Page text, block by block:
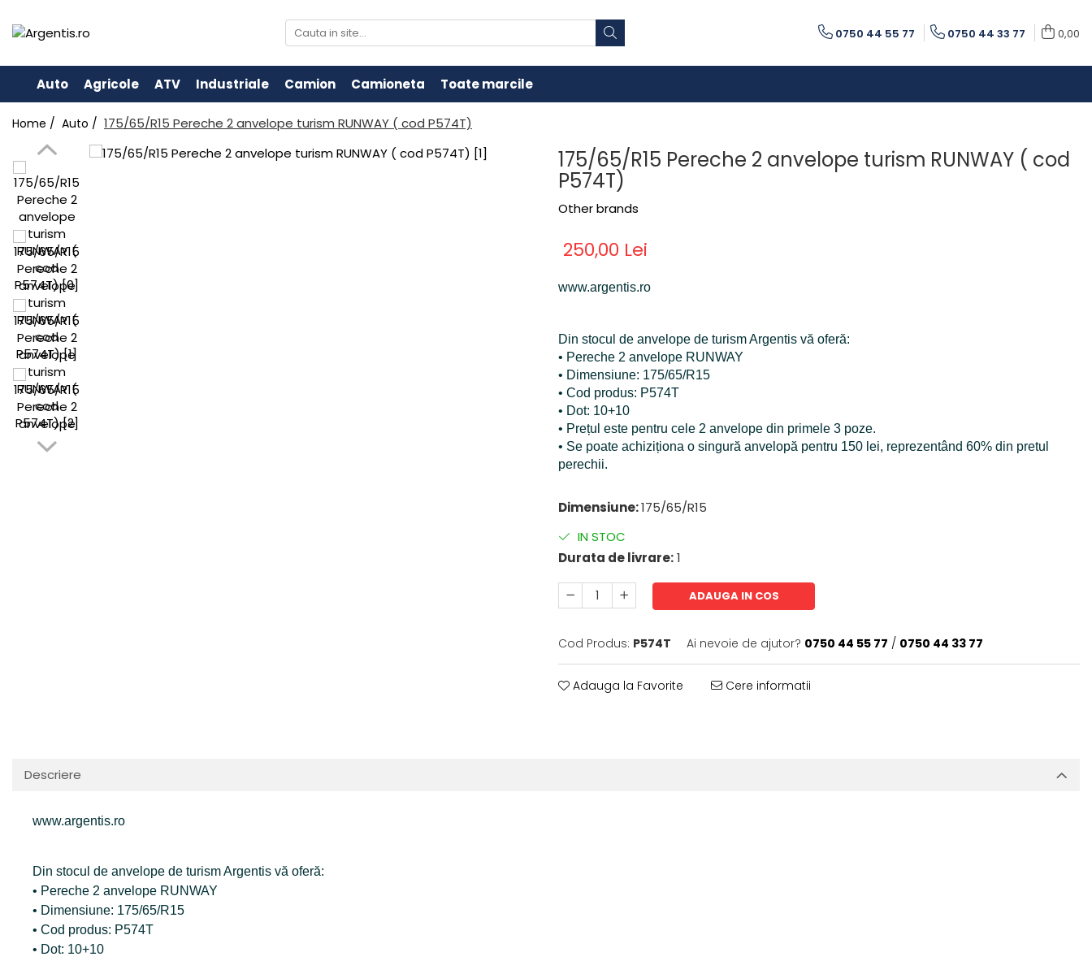
0750 44 55 77 0750 44 33 77 0,00
Auto Agricole ATV Industriale Camion Camioneta Toate marcile
Home / Auto / 175/65/R15 Pereche 2 anvelope turism RUNWAY ( cod P574T)
175/65/R15 Pereche 2 anvelope turism RUNWAY ( cod
P574T)
Other brands
250,00 Lei
www.argentis.ro
Din stocul de anvelope de turism Argentis vă oferă:
• Pereche 2 anvelope RUNWAY
• Dimensiune: 175/65/R15
• Cod produs: P574T
• Dot: 10+10
• Prețul este pentru cele 2 anvelope din primele 3 poze.
• Se poate achiziționa o singură anvelopă pentru 150 lei, reprezentând 60% din pretul
perechii.
Dimensiune:175/65/R15
IN STOC
Durata de livrare:1
ADAUGA IN COS
Cod Produs: P574T Ai nevoie de ajutor? 0750 44 55 77 / 0750 44 33 77
Adauga la Favorite Cere informatii
Descriere
www.argentis.ro
Din stocul de anvelope de turism Argentis vă oferă:
• Pereche 2 anvelope RUNWAY
• Dimensiune: 175/65/R15
• Cod produs: P574T
• Dot: 10+10